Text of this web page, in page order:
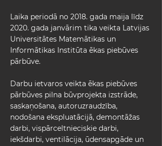
Laika periodā no 2018. gada maija līdz
2020. gada janvārim tika veikta Latvijas
Universitātes Matemātikas un
Informātikas Institūta ēkas piebūves
pārbūve.
Darbu ietvaros veikta ēkas piebūves
pārbūves pilna būvprojekta izstrāde,
saskaņošana, autoruzraudzība,
nodošana ekspluatācijā, demontāžas
darbi, vispārceltnieciskie darbi,
iekšdarbi, ventilācija, ūdensapgāde un